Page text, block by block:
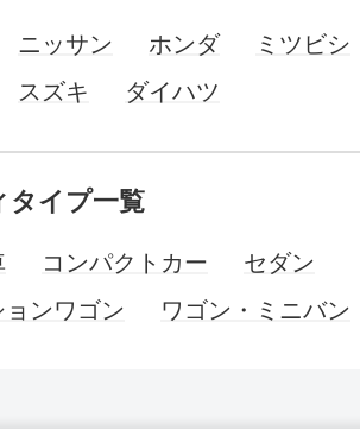
ニッサン ホンダ
ミツビシ
スズキ ダイハツ
タイプ一覧
コンパクトカー
セダン
ョンワゴン
ワゴン・ミニバン